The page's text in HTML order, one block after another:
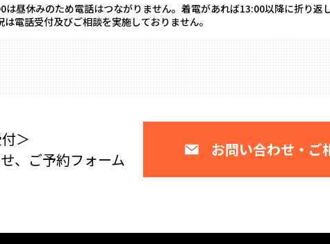
は昼休みのため電話はつながりません。着電があれば13:00以降に折り返
電話受付及びご相談を実施しておりません。
＞
、ご予約フォーム
お問い合わせ・ご